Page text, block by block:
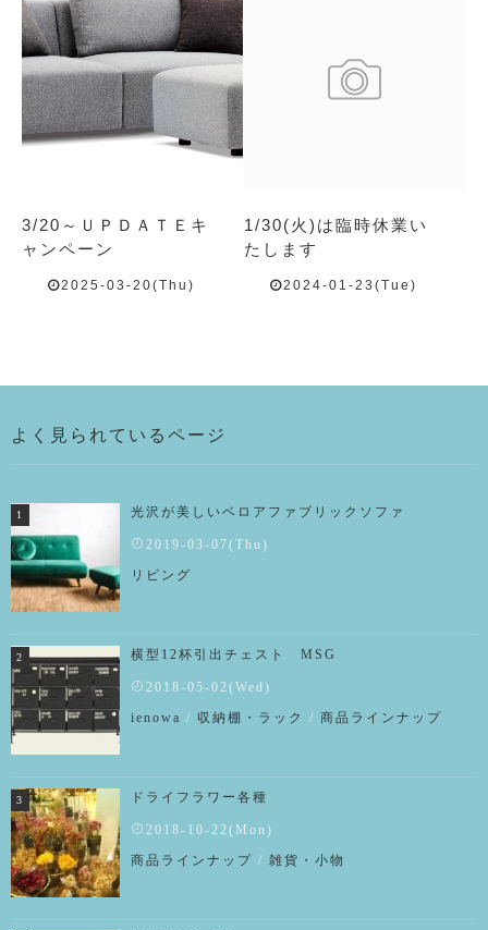
3/20～ＵＰＤＡＴＥキ
ャンペーン
2025-03-20(Thu)
1/30(火)は臨時休業い
たします
2024-01-23(Tue)
よく見られているページ
光沢が美しいベロアファブリックソファ
2019-03-07(Thu)
リビング
横型12杯引出チェスト MSG
2018-05-02(Wed)
ienowa / 収納棚・ラック / 商品ラインナップ
ドライフラワー各種
2018-10-22(Mon)
商品ラインナップ / 雑貨・小物